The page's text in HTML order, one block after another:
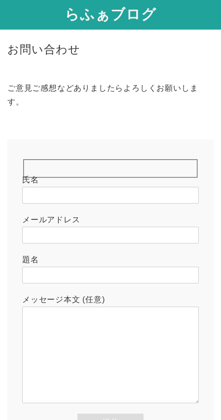
らふぁブログ
お問い合わせ
ご意見ご感想などありましたらよろしくお願いしま
す。
氏名
メールアドレス
題名
メッセージ本文 (任意)